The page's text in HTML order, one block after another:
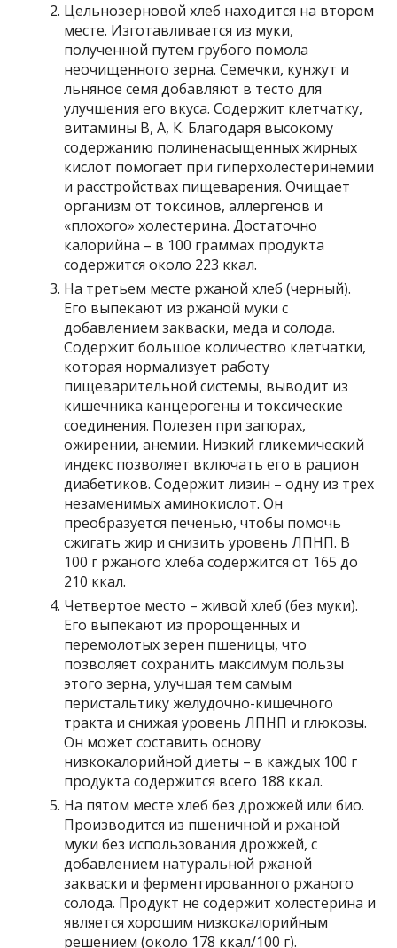
Цельнозерновой хлеб находится на втором
месте. Изготавливается из муки,
полученной путем грубого помола
неочищенного зерна. Семечки, кунжут и
льняное семя добавляют в тесто для
улучшения его вкуса. Содержит клетчатку,
витамины В, А, К. Благодаря высокому
содержанию полиненасыщенных жирных
кислот помогает при гиперхолестеринемии
и расстройствах пищеварения. Очищает
организм от токсинов, аллергенов и
«плохого» холестерина. Достаточно
калорийна – в 100 граммах продукта
содержится около 223 ккал.
На третьем месте ржаной хлеб (черный).
Его выпекают из ржаной муки с
добавлением закваски, меда и солода.
Содержит большое количество клетчатки,
которая нормализует работу
пищеварительной системы, выводит из
кишечника канцерогены и токсические
соединения. Полезен при запорах,
ожирении, анемии. Низкий гликемический
индекс позволяет включать его в рацион
диабетиков. Содержит лизин – одну из трех
незаменимых аминокислот. Он
преобразуется печенью, чтобы помочь
сжигать жир и снизить уровень ЛПНП. В
100 г ржаного хлеба содержится от 165 до
210 ккал.
Четвертое место – живой хлеб (без муки).
Его выпекают из пророщенных и
перемолотых зерен пшеницы, что
позволяет сохранить максимум пользы
этого зерна, улучшая тем самым
перистальтику желудочно-кишечного
тракта и снижая уровень ЛПНП и глюкозы.
Он может составить основу
низкокалорийной диеты – в каждых 100 г
продукта содержится всего 188 ккал.
На пятом месте хлеб без дрожжей или био.
Производится из пшеничной и ржаной
муки без использования дрожжей, с
добавлением натуральной ржаной
закваски и ферментированного ржаного
солода. Продукт не содержит холестерина и
является хорошим низкокалорийным
решением (около 178 ккал/100 г).